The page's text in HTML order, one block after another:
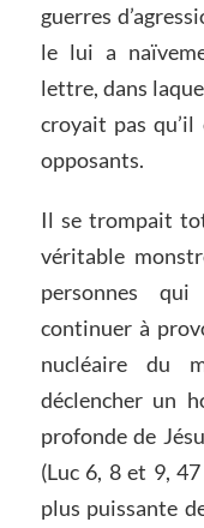
guerres
le lui a
lettre, dans
croyait pas
opposants.
Il se trompait
véritable
personnes
continuer à
nucléaire du
déclencher un
profonde de
(Luc 6, 8 et 9,
plus puissante